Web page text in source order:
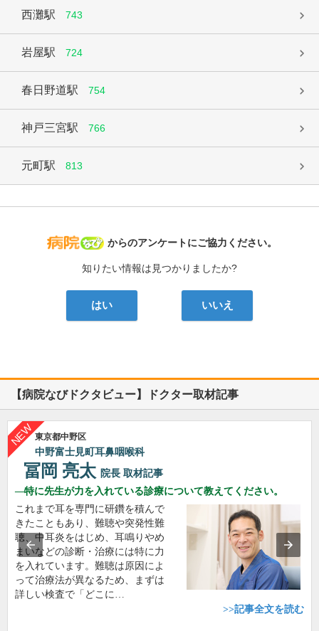
西灘駅 743
岩屋駅 724
春日野道駅 754
神戸三宮駅 766
元町駅 813
病院なび
からのアンケートにご協力ください。
知りたい情報は見つかりましたか?
はい いいえ
【病院なびドクタビュー】ドクター取材記事
東京都中野区
中野富士見町耳鼻咽喉科
冨岡 亮太 院長 取材記事
特に先生が力を入れている診療について教えてください。
これまで耳を専門に研鑽を積んで
きたこともあり、難聴や突発性難
聴、中耳炎をはじめ、耳鳴りやめ
まいなどの診断・治療には特に力
を入れています。難聴は原因によ
って治療法が異なるため、まずは
詳しい検査で「どこに…
>>記事全文を読む